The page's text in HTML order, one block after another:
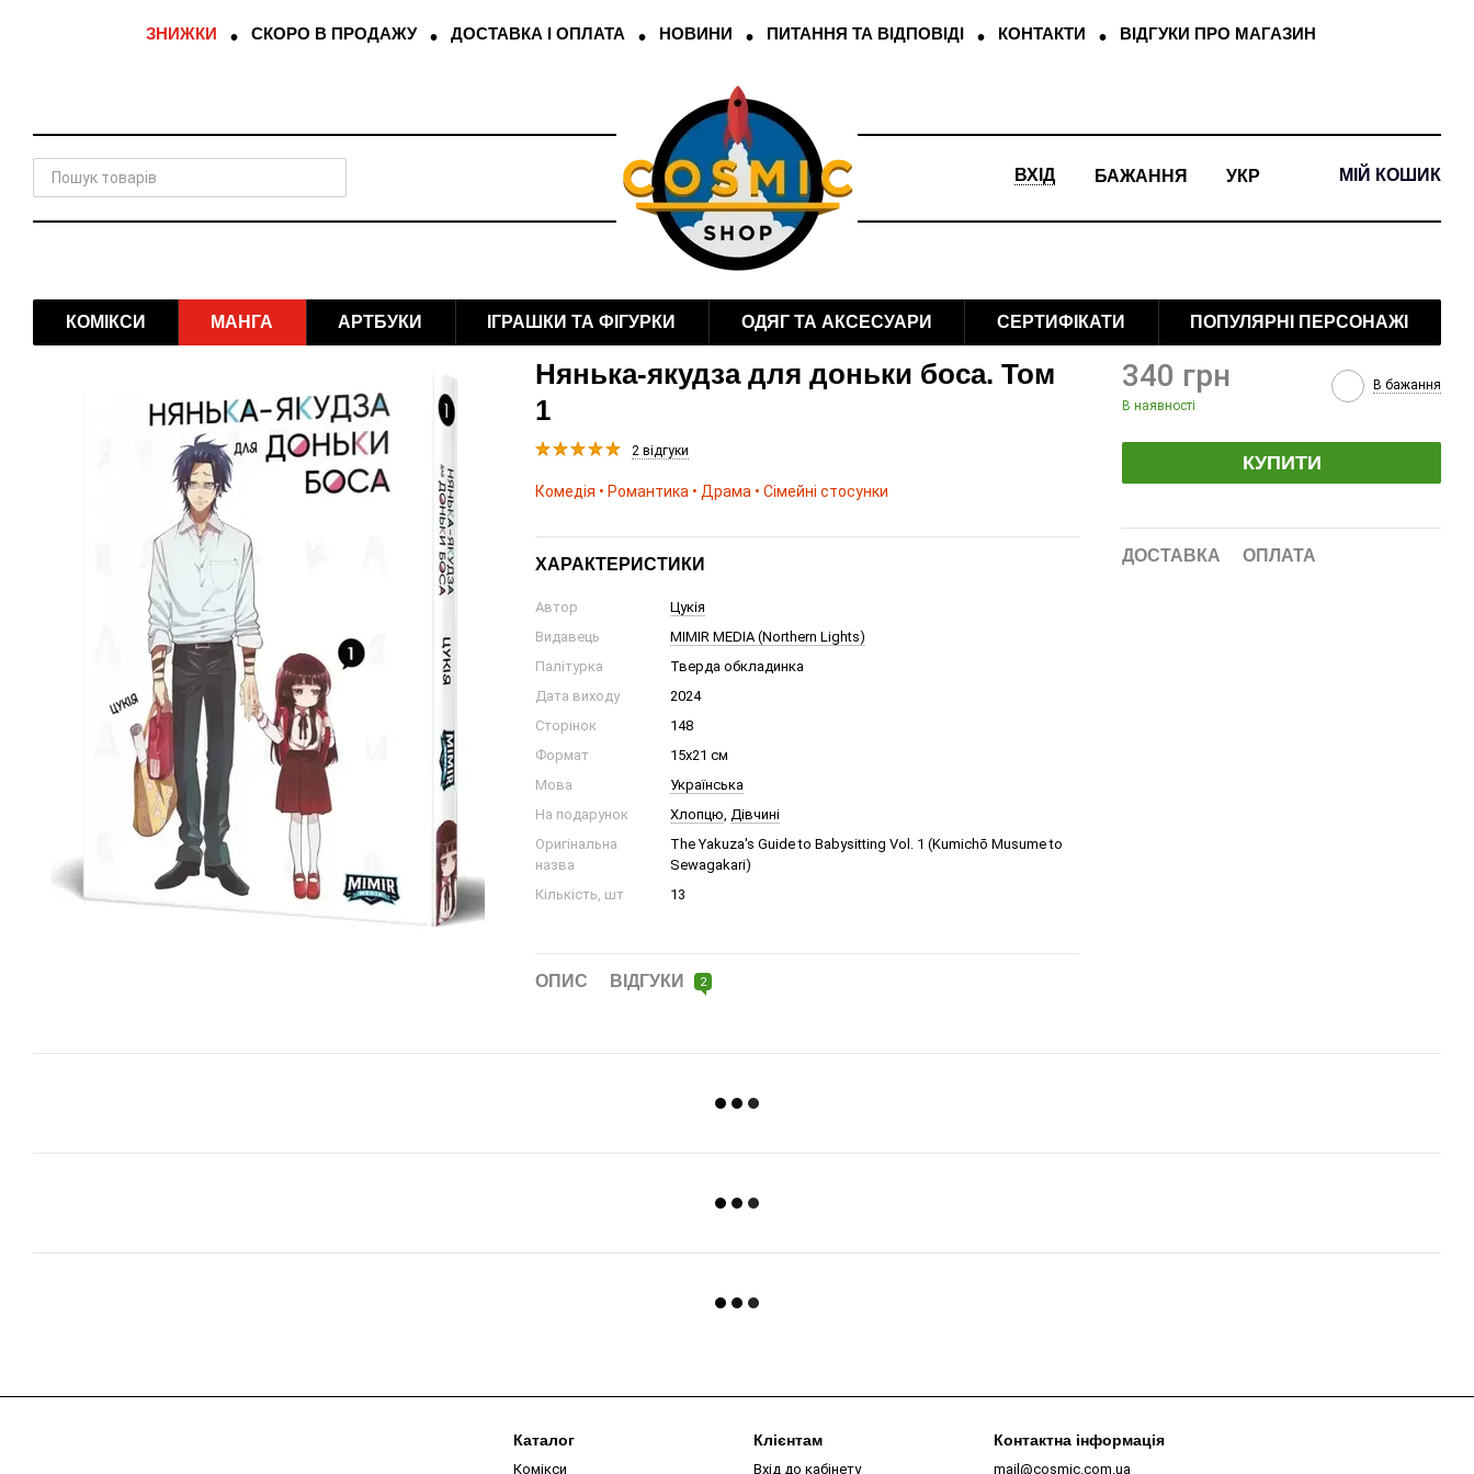
ЗНИЖКИ СКОРО В ПРОДАЖУ ДОСТАВКА І ОПЛАТА НОВИНИ ПИТАННЯ ТА ВІДПОВІДІ КОНТАКТИ ВІДГУКИ ПРО МАГАЗИН
ВХІД БАЖАННЯ УКР МІЙ КОШИК
КОМІКСИ МАНГА АРТБУКИ ІГРАШКИ ТА ФІГУРКИ ОДЯГ ТА АКСЕСУАРИ СЕРТИФІКАТИ ПОПУЛЯРНІ ПЕРСОНАЖІ
Нянька-якудза для доньки боса. Том
1
2 відгуки
Комедія • Романтика • Драма • Сімейні стосунки
ХАРАКТЕРИСТИКИ
Автор
Цукія
Видавець
MIMIR MEDIA (Northern Lights)
Палітурка
Тверда обкладинка
Дата виходу
2024
Сторінок
148
Формат
15х21 см
Мова
Українська
На подарунок
Хлопцю, Дівчині
Оригінальна
назва
The Yakuza's Guide to Babysitting Vol. 1 (Kumichō Musume to
Sewagakari)
Кількість, шт
13
ОПИС ВІДГУКИ 2
340 грн
В наявності
В бажання
КУПИТИ
ДОСТАВКА ОПЛАТА
Каталог
Комікси
Клієнтам
Вхід до кабінету
Контактна інформація
mail@cosmic.com.ua